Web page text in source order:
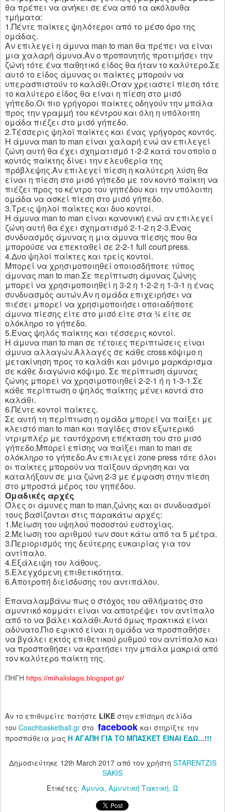
θα πρέπει να ανήκει σε ένα από τα ακόλουθα
τμήματα:
1.Πέντε παίκτες ψηλότεροι από το μέσο όρο της
ομάδας.
Αν επιλεγεί η άμυνα man to man θα πρέπει να είναι
μια χαλαρή άμυνα.Αν ο προπονητής προτιμήσει την
ζώνη τότε ένα παθητικό είδος θα ήταν το καλύτερο.Σε
αυτό το είδος άμυνας οι παίκτες μπορούν να
υπερασπιστούν το καλάθι.Όταν χρειαστεί πίεση τότε
το καλύτερο είδος θα είναι η πίεση στο μισό
γήπεδο.Οι πιο γρήγοροι παίκτες οδηγούν την μπάλα
προς την γραμμή του κέντρου και όλη η υπόλοιπη
ομάδα πιέζει στο μισό γήπεδο.
2.Τέσσερις ψηλοί παίκτες και ένας γρήγορος κοντός.
Η άμυνα man to man είναι χαλαρή ενώ αν επιλεγεί
ζώνη αυτή θα έχει σχηματισμό 1-2-2 κατά τον οποίο ο
κοντός παίκτης δίνει την ελευθερία της
πρόβλεψης.Αν επιλεγεί πίεση η καλύτερη λύση θα
είναι η πίεση στο μισό γήπεδο με τον κοντό παίκτη να
πιέζει προς το κέντρο του γηπέδου και την υπόλοιπη
ομάδα να ασκεί πίεση στο μισό γήπεδο.
3.Τρεις ψηλοί παίκτες και δυο κοντοί.
Η άμυνα man to man είναι κανονική ενώ αν επιλεγεί
ζώνη αυτή θα έχει σχηματισμό 2-1-2 η 2-3.Ένας
συνδυασμός άμυνας η μια άμυνα πίεσης που θα
μπορούσε να επεκταθεί σε 2-2-1 full courtpress.
4.Δυο ψηλοί παίκτες και τρείς κοντοί.
Μπορεί να χρησιμοποιηθεί οποιοσδήποτε τύπος
άμυνας man to man.Σε περίπτωση άμυνας ζώνης
μπορεί να χρησιμοποιηθεί η 3-2 η 1-2-2 η 1-3-1 η ένας
συνδυασμός αυτών.Αν η ομάδα επιχειρήσει να
πιέσει μπορεί να χρησιμοποιήσει οποιαδήποτε
άμυνα πίεσης είτε στο μισό είτε στα ¾ είτε σε
ολόκληρο το γήπεδο.
5.Ένας ψηλός παίκτης και τέσσερις κοντοί.
Η άμυνα man to man σε τέτοιες περιπτώσεις είναι
άμυνα αλλαγών.Αλλαγές σε κάθε cross κόψιμο η
μετακίνηση προς το καλάθι και μόνιμο μαρκάρισμα
σε κάθε διαγώνιο κόψιμο. Σε περίπτωση άμυνας
ζώνης μπορεί να χρησιμοποιηθεί 2-2-1 ή η 1-3-1.Σε
κάθε περίπτωση ο ψηλός παίκτης μένει κοντά στο
καλάθι.
6.Πέντε κοντοί παίκτες.
Σε αυτή τη περίπτωση η ομάδα μπορεί να παίξει με
κλειστό man to man και παγίδες στον εξωτερικό
ντριμπλέρ με ταυτόχρονη επέκταση του στο μισό
γήπεδο.Μπορεί επίσης να παίξει man to man σε
ολόκληρο το γήπεδο.Αν επιλεγεί zonepress τότε όλοι
οι παίκτες μπορούν να παίξουν άρνηση και να
καταλήξουν σε μια ζώνη 2-3 με έμφαση στην πίεση
στο μπροστά μέρος του γηπέδου.
Ομαδικές αρχές
Όλες οι άμυνες man to man,ζώνης και οι συνδυασμοί
τους βασίζονται στις παρακάτω αρχές:
1.Μείωση του υψηλού ποσοστού ευστοχίας.
2.Μείωση του αριθμού των σουτ κάτω από τα 5 μέτρα.
3.Περιορισμός της δεύτερης ευκαιρίας για τον
αντίπαλο.
4.Εξάλειψη του λάθους.
5.Ελεγχόμενη επιθετικότητα.
6.Αποτροπή διείσδυσης του αντιπάλου.
Επαναλαμβάνω πως ο στόχος του αθλήματος στο
αμυντικό κομμάτι είναι να αποτρέψει τον αντίπαλο
από το να βάλει καλάθι.Αυτό όμως πρακτικά είναι
αδύνατο.Πιο εφικτό είναι η ομάδα να προσπαθήσει
να βγάλει εκτός επιθετικού ρυθμού τον αντίπαλο και
να προσπαθήσει να κρατήσει την μπάλα μακριά από
τον καλύτερο παίκτη της.
ΠΗΓΗ https://mihalislagis.blogspot.gr/
Αν το επιθυμείτε πατήστε LIKE στην επίσημη σελίδα
του Coachbasketball.gr στο facebook και στηρίξτε την
προσπάθεια μας H ΑΓΑΠΗ ΓΙΑ ΤΟ ΜΠΑΣΚΕΤ ΕΙΝΑΙ ΕΔΩ...!!!
Δημοσιεύτηκε 12th March 2017από τον χρήστη STARENTZIS
SAKIS
Ετικέτες: Αμυνα Αμυντική Τακτική Ω